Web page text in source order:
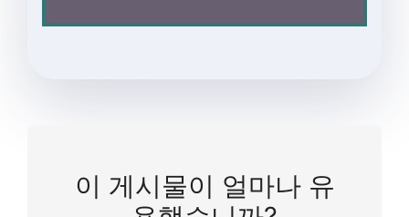
이 게시물이 얼마나 유